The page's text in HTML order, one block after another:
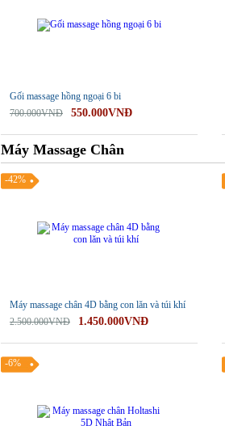
Gối massage hồng ngoại 6 bi
700.000VNĐ
550.000VNĐ
Máy Massage Chân
Máy massage chân 4D bằng con lăn và túi khí
2.500.000VNĐ
1.450.000VNĐ
-42%
-6%